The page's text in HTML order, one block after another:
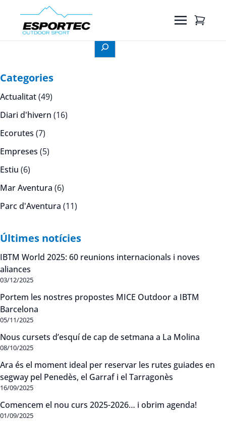
Cerca
Categories
Actualitat(49)
Diari d'hivern (16)
Ecorutes (7)
Empreses (5)
Estiu (6)
Mar Aventura (6)
Parc d'Aventura (11)
Últimes notícies
IBTM World 2025: 60 reunions internacionals i noves
aliances
03/12/2025
Portem les nostres propostes MICE Outdoor a IBTM
Barcelona
05/11/2025
Nous cursets d’esquí de cap de setmana a La Molina
08/10/2025
Ara és el moment ideal per reservar les rutes guiades en
segway pel Penedès, el Garraf i el Tarragonès
16/09/2025
Comencem el nou curs 2025-2026… i obrim agenda!
01/09/2025